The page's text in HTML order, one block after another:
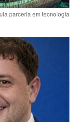
parceria em tecnologia